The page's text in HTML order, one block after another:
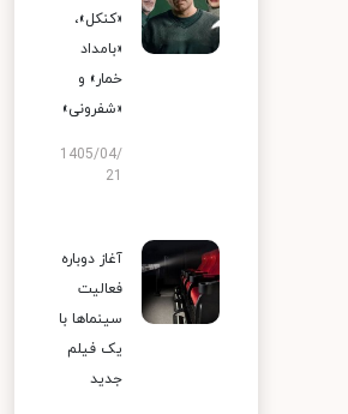
«کنکل»،
«بامداد
خمار» و
«شفرونی»
1405/04/
آغاز دوباره
فعالیت
سینماها با
یک فیلم
جدید